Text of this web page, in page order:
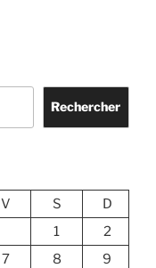
Rechercher
V S
D
1
2
7 8
9